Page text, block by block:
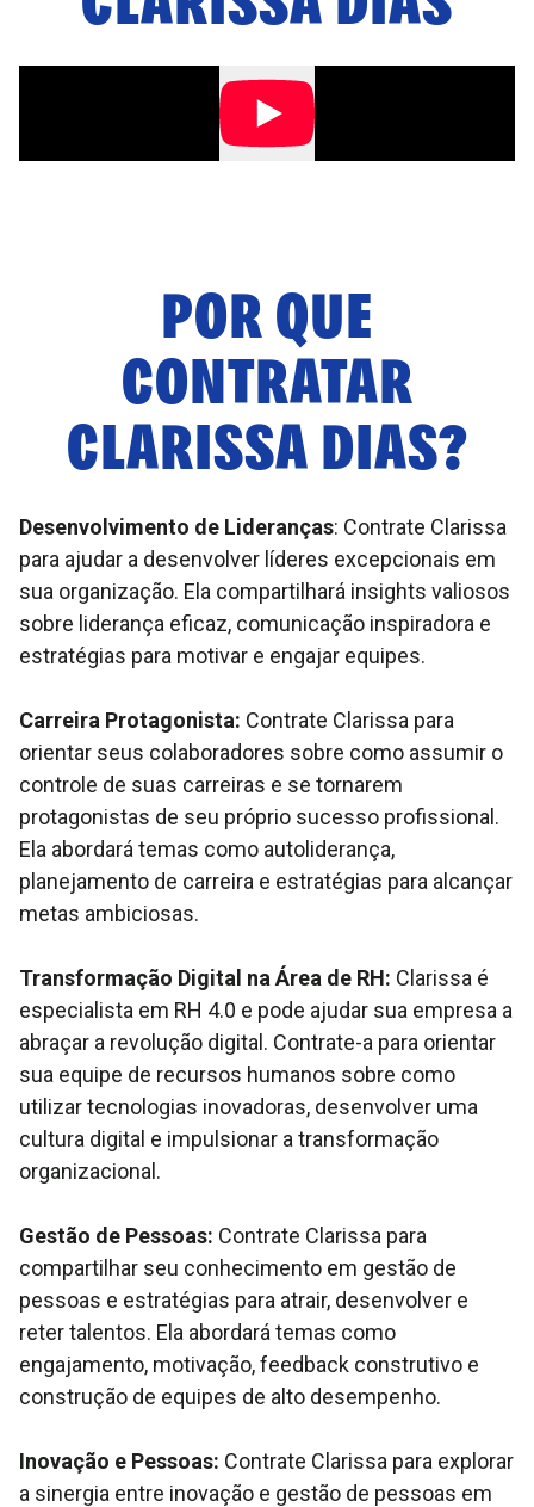
POR QUE
CONTRATAR
CLARISSA DIAS?
Desenvolvimento de Lideranças: Contrate Clarissa
para ajudar a desenvolver líderes excepcionais em
sua organização. Ela compartilhará insights valiosos
sobre liderança eficaz, comunicação inspiradora e
estratégias para motivar e engajar equipes.
Carreira Protagonista: Contrate Clarissa para
orientar seus colaboradores sobre como assumir o
controle de suas carreiras e se tornarem
protagonistas de seu próprio sucesso profissional.
Ela abordará temas como autoliderança,
planejamento de carreira e estratégias para alcançar
metas ambiciosas.
Transformação Digital na Área de RH: Clarissa é
especialista em RH 4.0 e pode ajudar sua empresa a
abraçar a revolução digital. Contrate-a para orientar
sua equipe de recursos humanos sobre como
utilizar tecnologias inovadoras, desenvolver uma
cultura digital e impulsionar a transformação
organizacional.
Gestão de Pessoas: Contrate Clarissa para
compartilhar seu conhecimento em gestão de
pessoas e estratégias para atrair, desenvolver e
reter talentos. Ela abordará temas como
engajamento, motivação, feedback construtivo e
construção de equipes de alto desempenho.
Inovação e Pessoas: Contrate Clarissa para explorar
a sinergia entre inovação e gestão de pessoas em